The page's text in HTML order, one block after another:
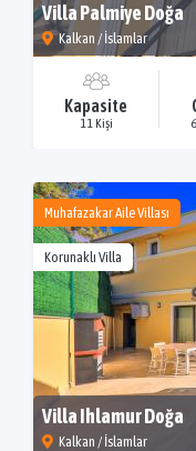
Villa Palmiye Doğa
Kalkan / İslamlar
Kapasite
11 Kişi
Muhafazakar Aile Villası
Korunaklı Villa
Villa Ihlamur Doğa
Kalkan / İslamlar